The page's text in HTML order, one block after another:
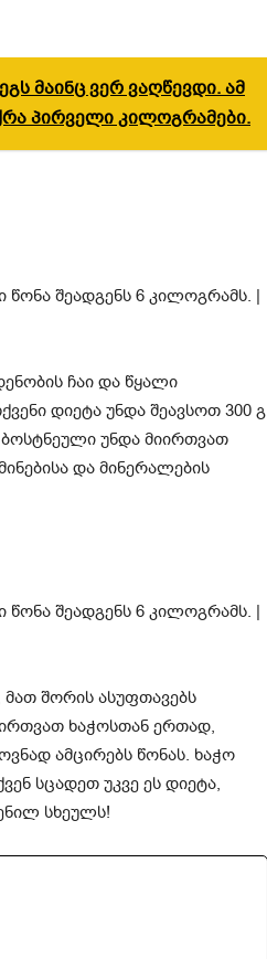
მაინც ვერ ვაღწევდი. ამ
პირველი კილოგრამები.
ჩაი და წყალი
დიეტა უნდა შეავსოთ 300 გ
უნდა მიირთვათ
და მინერალების
შორის ასუფთავებს
ხაჭოსთან ერთად,
ამცირებს წონას. ხაჭო
სცადეთ უკვე ეს დიეტა,
სხეულს!